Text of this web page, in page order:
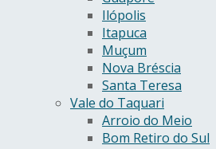
Ilópolis
Itapuca
Muçum
Nova Bréscia
Santa Teresa
Vale do Taquari
Arroio do Meio
Bom Retiro do Sul